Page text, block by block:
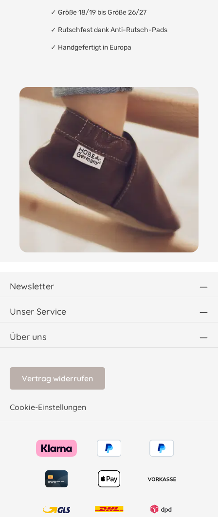
✓ Größe 18/19 bis Größe 26/27
✓ Rutschfest dank Anti-Rutsch-Pads
✓ Handgefertigt in Europa
Newsletter
Unser Service
Über uns
Vertrag widerrufen
Cookie-Einstellungen